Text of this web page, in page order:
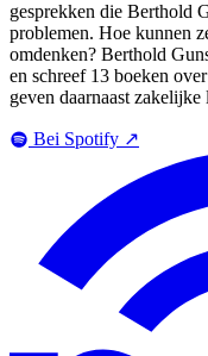
gesprekken die Berthold
problemen. Hoe kunnen
omdenken? Berthold
en schreef 13 boeken
geven daarnaast
Bei Spotify ↗